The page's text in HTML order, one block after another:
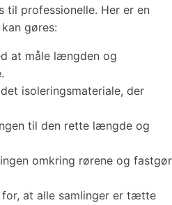
til professionelle. Her er en
gøres:
at måle længden og
isoleringsmateriale, der
til den rette længde og
omkring rørene og fastgør
for, at alle samlinger er tætte